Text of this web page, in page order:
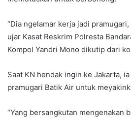
“Dia ngelamar kerja jadi
ujar Kasat Reskrim Polresta
Kompol Yandri Mono dikutip dari
Saat KN hendak ingin ke Jakarta,
pramugari Batik Air untuk
“Yang bersangkutan mengenakan